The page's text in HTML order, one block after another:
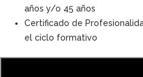
años y/o 45 años
Certificado de
el ciclo formativo